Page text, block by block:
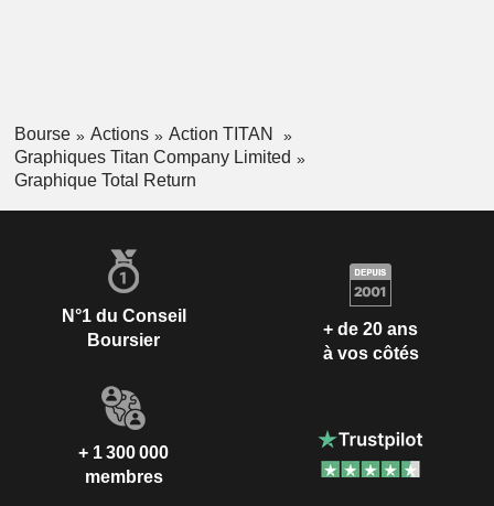
Bourse Actions
Action TITAN
Graphiques Titan Company Limited
Graphique Total Return
N°1 du Conseil
Boursier
+ de 20 ans
à vos côtés
+ 1 300 000
membres